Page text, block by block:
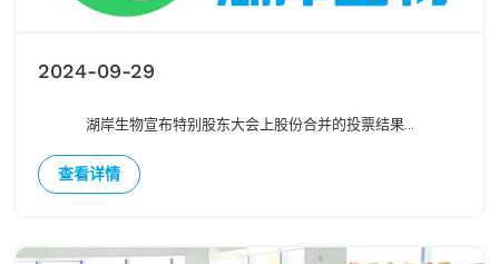
2024-09-29
湖岸生物宣布特别股东大会上股份合并的投票结果...
查看详情